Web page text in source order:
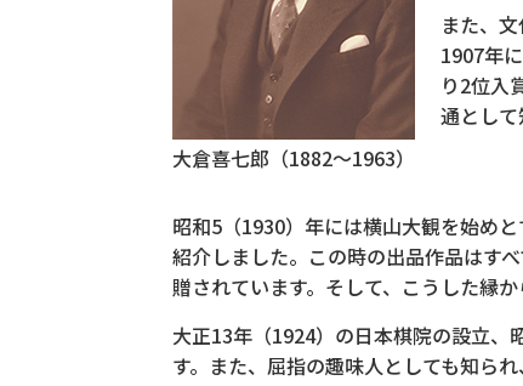
大倉喜七郎（1882～1963）
また、
1907年
り2位入
通として
昭和5（1930）年には横山大観を始め
紹介しました。この時の出品作品はす
贈されています。そして、こうした縁
大正13年（1924）の日本棋院の設立、
す。また、屈指の趣味人としても知ら